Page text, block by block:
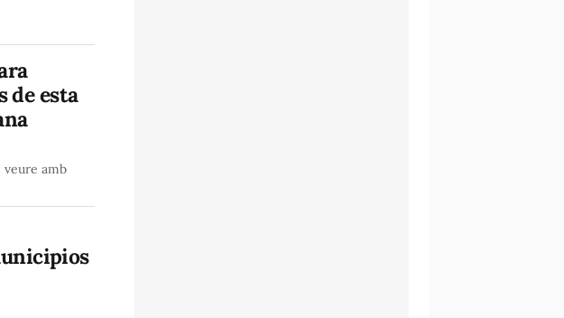
de esta
veure amb